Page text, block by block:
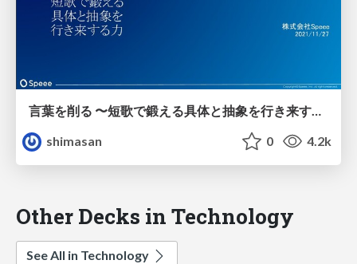
言葉を削る 〜短歌で鍛える具体と抽象を行き来する力〜
shimasan
0 4.2k
Other Decks in Technology
See All in Technology